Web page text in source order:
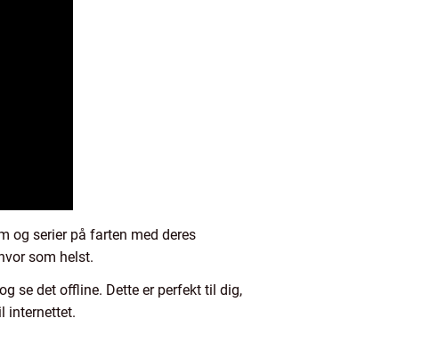
og serier på farten med deres
som helst.
se det offline. Dette er perfekt til dig,
internettet.